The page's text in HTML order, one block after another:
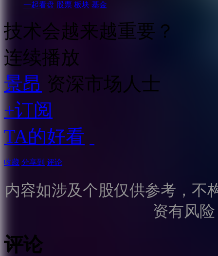
一起看盘 股票 板块 基金
技术会越来越重要？
连续播放
景昂 资深市场人士
+订阅
TA的好看
收藏 分享到 评论
内容如涉及个股仅供参考，不
资有风
评论